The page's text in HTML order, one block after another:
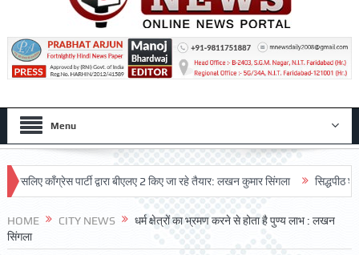
Menu
काँग्रेस पार्टी द्वारा बीएलए 2 किए जा रहे तैयार: लखन कुमार सिंगला सिद्धपीठ श्री
HOME CITY NEWS
धर्म क्षेत्रों का भ्रमण करने से होता है पुण्य लाभ : लखन
सिंगला